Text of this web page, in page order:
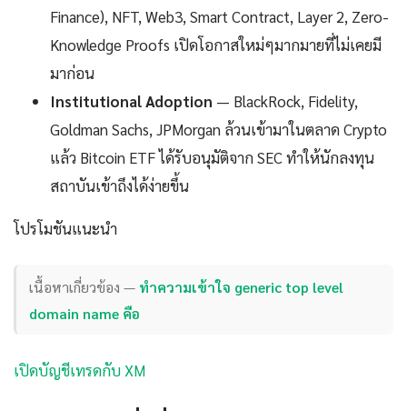
Finance), NFT, Web3, Smart Contract, Layer 2, Zero-
Knowledge Proofs เปิดโอกาสใหม่ๆมากมายที่ไม่เคยมี
มาก่อน
Institutional Adoption — BlackRock, Fidelity,
Goldman Sachs, JPMorgan ล้วนเข้ามาในตลาด Crypto
แล้ว Bitcoin ETF ได้รับอนุมัติจาก SEC ทำให้นักลงทุน
สถาบันเข้าถึงได้ง่ายขึ้น
โปรโมชันแนะนำ
เนื้อหาเกี่ยวข้อง — ทำความเข้าใจ generic top level
domain name คือ
เปิดบัญชีเทรดกับ XM